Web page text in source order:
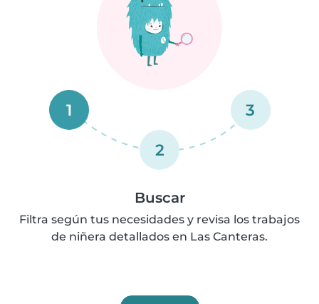
1
2
3
Buscar
Filtra según tus necesidades y revisa los trabajos
de niñera detallados en Las Canteras.